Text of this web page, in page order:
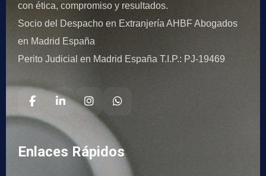
con ética, compromiso y resultados.
Socio del Despacho en Extranjería AHBF Abogados
en Madrid España
Perito Judicial en Madrid España T.I.P.: PJ-19469
Enlaces Rápidos